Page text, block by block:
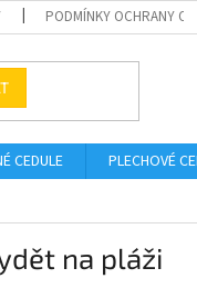
PODMÍNKY OCHRANY
CEDULE PLECHOVÉ
na pláži